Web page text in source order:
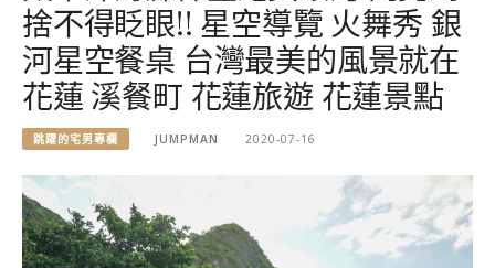
捨不得眨眼!! 星空導覽 火舞秀 銀
河星空餐桌 台灣最美的風景就在
花蓮 溪餐町 花蓮旅遊 花蓮景點
跳躍的宅男專欄 JUMPMAN 2020-07-16